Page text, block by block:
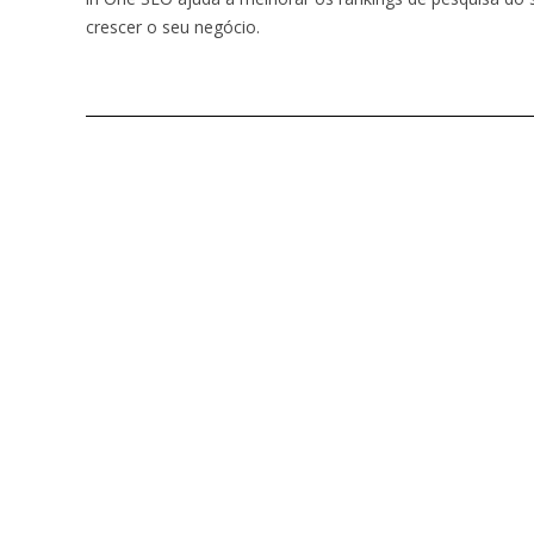
crescer o seu negócio.